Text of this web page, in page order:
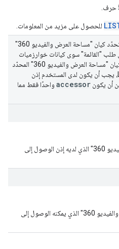
للحصول على مزيد من المعلومات.
. مطلوب. تحدّد كيان "مساحة العرض والفيديو 360"
"القائمة" سوى كيانات خوارزميات
عروض الأسعار المخصّصة التي يمكن لكيان "مساحة العرض والفيديو 360" المحدّد
. لتنفيذ طلب LIST، يجب أن يكون لدى المستخدم إذن
أن يكون accessor واحدًا فقط مما
رقم تعريف شريك "مساحة العرض والفيديو 360" الذي لديه إذن الوصول إلى
رقم تعريف المعلِن في "مساحة العرض والفيديو 360" الذي يمكنه الوصول إلى